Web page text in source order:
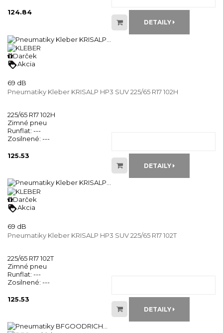
124.84
DETAILY
Darček
loyaltyAkcia
69 dB
Pneumatiky Kleber KRISALP HP3 SUV 225/65 R17 102H
225/65 R17 102H
Zimné pneu
Runflat: ---
Zosilnené: ---
125.53
DETAILY
Darček
loyaltyAkcia
69 dB
Pneumatiky Kleber KRISALP HP3 SUV 225/65 R17 102T
225/65 R17 102T
Zimné pneu
Runflat: ---
Zosilnené: ---
125.53
DETAILY